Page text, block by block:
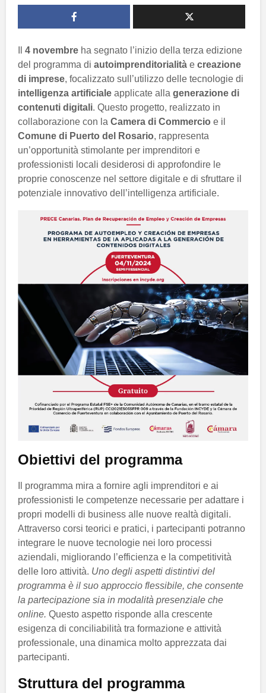
4 novembre ha segnato l’inizio della terza edizione
del programma di autoimprenditorialità e creazione
di imprese, focalizzato sull’utilizzo delle tecnologie di
intelligenza artificiale applicate alla generazione di
contenuti digitali. Questo progetto, realizzato in
collaborazione con la Camera di Commercio e il
Comune di Puerto del Rosario, rappresenta
un’opportunità stimolante per imprenditori e
professionisti locali desiderosi di approfondire le
proprie conoscenze nel settore digitale e di sfruttare il
potenziale innovativo dell’intelligenza artificiale.
Obiettivi del programma
Il programma mira a fornire agli imprenditori e ai
professionisti le competenze necessarie per adattare i
propri modelli di business alle nuove realtà digitali.
Attraverso corsi teorici e pratici, i partecipanti potranno
integrare le nuove tecnologie nei loro processi
aziendali, migliorando l’efficienza e la competitività
delle loro attività. Uno degli aspetti distintivi del
programma è il suo approccio flessibile, che consente
la partecipazione sia in modalità presenziale che
online. Questo aspetto risponde alla crescente
esigenza di conciliabilità tra formazione e attività
professionale, una dinamica molto apprezzata dai
partecipanti.
Struttura del programma